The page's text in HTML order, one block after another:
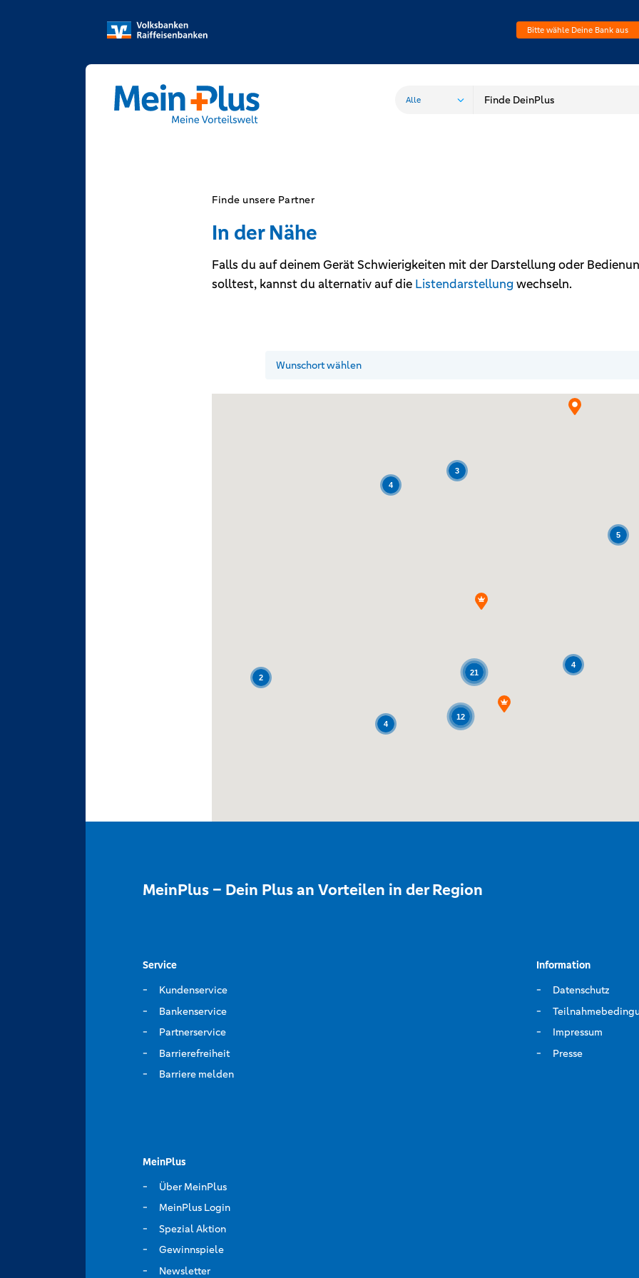
Bitte wähle Deine Bank aus
Finde unsere Partner
In der Nähe
Falls du auf deinem Gerät Schwierigkeiten mit der Darstellung oder
solltest, kannst du alternativ auf die Listendarstellungwechseln.
4
5
21
4
3
12
4
2
MeinPlus – Dein Plus an Vorteilen in der Region
Service
Kundenservice
Bankenservice
Partnerservice
Barrierefreiheit
Barriere melden
Information
Datenschutz
Impressum
Presse
MeinPlus
Über MeinPlus
MeinPlus Login
Spezial Aktion
Gewinnspiele
Newsletter